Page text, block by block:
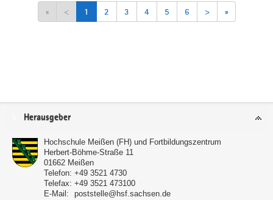
« < 1 2 3 4 5 6 > »
Service
Herausgeber
Hochschule Meißen (FH) und Fortbildungszentrum
Herbert-Böhme-Straße 11
01662 Meißen
Telefon: +49 3521 4730
Telefax: +49 3521 473100
E-Mail:
poststelle@hsf.sachsen.de